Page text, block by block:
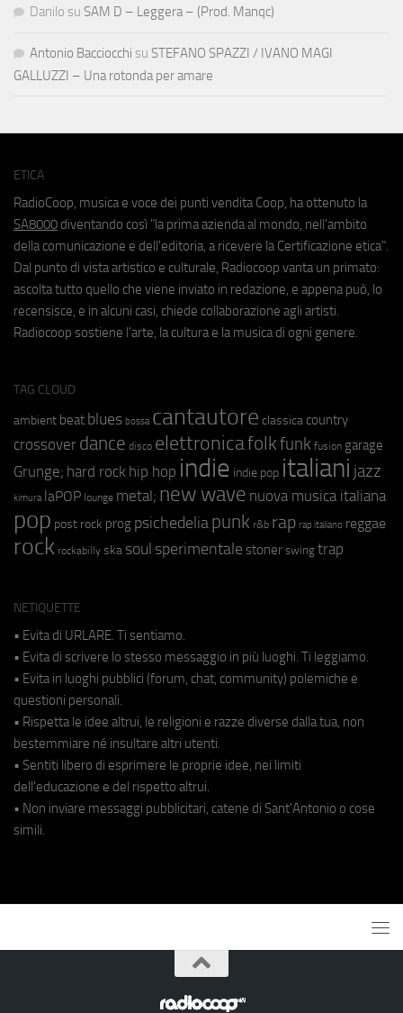
Danilo su SAM D – Leggera – (Prod. Manqc)
Antonio Bacciocchi su STEFANO SPAZZI / IVANO MAGI
GALLUZZI – Una rotonda per amare
ETICA
RadioCoop, musica e voce dei punti vendita Coop, ha ottenuto la
SA8000 diventando così "la prima azienda al mondo, nell'ambito
della comunicazione e dell'editoria, a ricevere la Certificazione etica".
Dal punto di vista artistico e culturale, Radiocoop vanta un primato:
ascolta tutto quello che viene inviato in redazione, e appena può, lo
recensisce, e in alcuni casi, chiede collaborazione agli artisti.
Radiocoop sostiene l'arte, la cultura e la musica di ogni genere.
TAG CLOUD
ambient beat blues bossa cantautore classica country
crossover dance disco elettronicafolkfunk fusion garage
Grunge; hard rock hip hop indie indie pop italiani jazz
kimura laPOP lounge metal; new wave nuova musica italiana
pop post rock prog psichedeliapunk r&b rap rap italiano reggae
rock rockabilly ska soul sperimentale stoner swing trap
NETIQUETTE
• Evita di URLARE. Ti sentiamo.
• Evita di scrivere lo stesso messaggio in più luoghi. Ti leggiamo.
• Evita in luoghi pubblici (forum, chat, community) polemiche e
questioni personali.
• Rispetta le idee altrui, le religioni e razze diverse dalla tua, non
bestemmiare né insultare altri utenti.
• Sentiti libero di esprimere le proprie idee, nei limiti
dell'educazione e del rispetto altrui.
• Non inviare messaggi pubblicitari, catene di Sant'Antonio o cose
simili.